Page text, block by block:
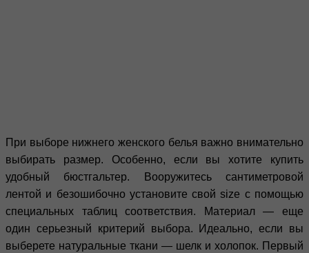
При выборе нижнего женского белья важно внимательно
выбирать размер. Особенно, если вы хотите купить
удобный бюстгальтер. Вооружитесь сантиметровой
лентой и безошибочно установите свой size с помощью
специальных таблиц соответствия. Материал — еще
один серьезный критерий выбора. Идеально, если вы
выберете натуральные ткани — шелк и холопок. Первый